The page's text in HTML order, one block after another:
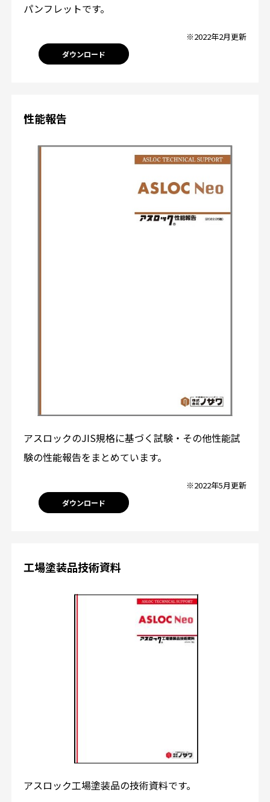
パンフレットです。
※2022年2月更新
ダウンロード
性能報告
アスロックのJIS規格に基づく試験・その他性能試
験の性能報告をまとめています。
※2022年5月更新
ダウンロード
工場塗装品技術資料
アスロック工場塗装品の技術資料です。